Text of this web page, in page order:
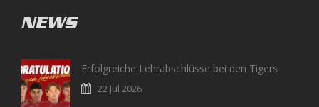
NEWS
Erfolgreiche Lehrabschlüsse bei den Tigers
22 Jul 2026